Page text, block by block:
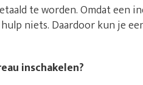
te worden. Omdat een
niets. Daardoor kun je
inschakelen?